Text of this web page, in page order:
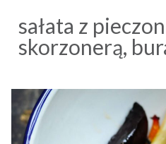
sałata z
skorzonerą,